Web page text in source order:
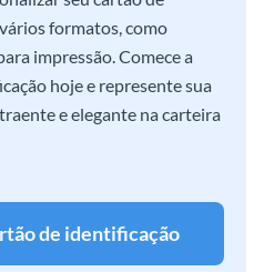
formatos, como
impressão. Comece a
hoje e represente sua
e elegante na carteira
de identificação